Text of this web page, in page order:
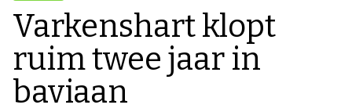
Varkenshart klopt
ruim twee jaar in
baviaan